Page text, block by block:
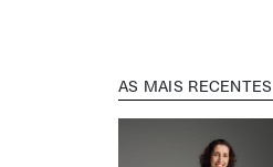
AS MAIS RECENTES